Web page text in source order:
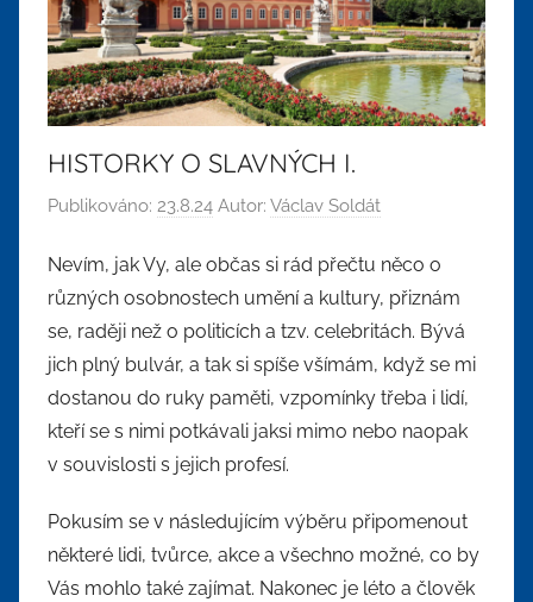
HISTORKY O SLAVNÝCH I.
Publikováno: 23.8.24 Autor: Václav Soldát
Nevím, jak Vy, ale občas si rád přečtu něco o
různých osobnostech umění a kultury, přiznám
se, raději než o politicích a tzv. celebritách. Bývá
jich plný bulvár, a tak si spíše všímám, když se mi
dostanou do ruky paměti, vzpomínky třeba i lidí,
kteří se s nimi potkávali jaksi mimo nebo naopak
v souvislosti s jejich profesí.
Pokusím se v následujícím výběru připomenout
některé lidi, tvůrce, akce a všechno možné, co by
Vás mohlo také zajímat. Nakonec je léto a člověk